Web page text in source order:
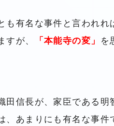
も有名な事件と言われ
すが、
「本能寺の変」 を
田信長が、家臣である
、あまりにも有名な事